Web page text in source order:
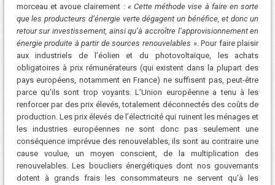
morceau et avoue clairement : « Cette méthode vise à faire en sorte
que les producteurs d’énergie verte dégagent un bénéfice, et donc un
retour sur investissement, ainsi qu’à accroître l’approvisionnement en
énergie produite à partir de sources renouvelables ». Pour faire plaisir
aux industriels de l’éolien et du photovoltaïque, les achats
obligatoires à prix rémunérateurs (qui existent dans la plupart des
pays européens, notamment en France) ne suffisent pas, peut-être
parce qu’ils sont trop voyants. L’Union européenne a tenu à les
renforcer par des prix élevés, totalement déconnectés des coûts de
production. Les prix élevés de l’électricité qui ruinent les ménages et
les industries européennes ne sont donc pas seulement une
conséquence imprévue des renouvelables, ils sont au contraire une
cause voulue, un moyen conscient, de la multiplication des
renouvelables. Les boucliers énergétiques dont nos gouvernants
dotent à grands frais les consommateurs ne servent qu’à les